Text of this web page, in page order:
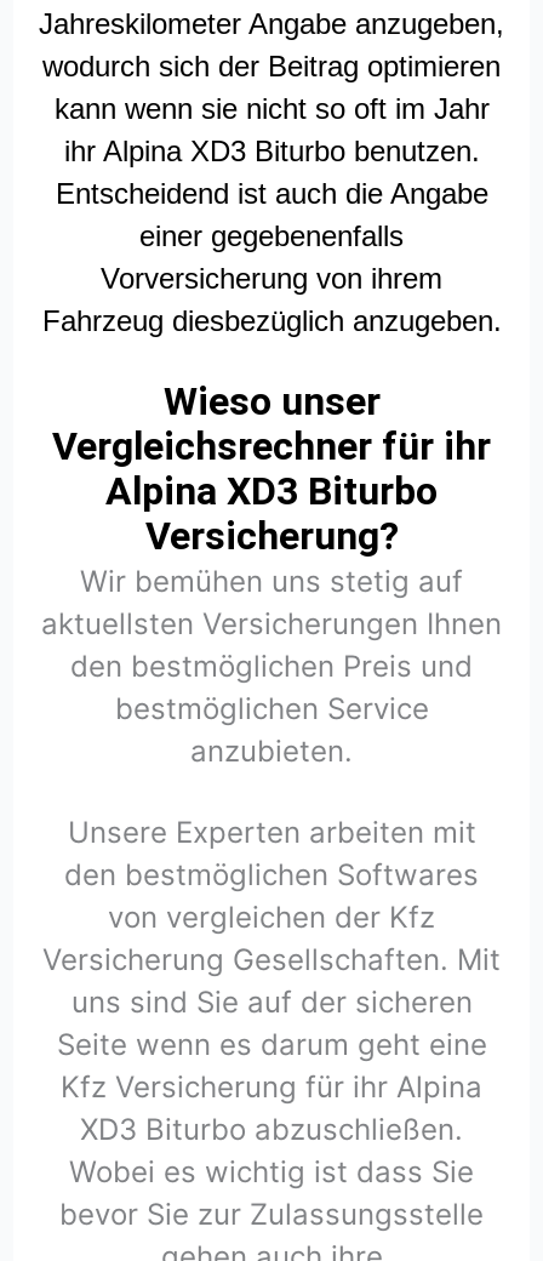
Jahreskilometer Angabe anzugeben,
wodurch sich der Beitrag optimieren
kann wenn sie nicht so oft im Jahr
ihr Alpina XD3 Biturbo benutzen.
Entscheidend ist auch die Angabe
einer gegebenenfalls
Vorversicherung von ihrem
Fahrzeug diesbezüglich anzugeben.
Wieso unser
Vergleichsrechner für ihr
Alpina XD3 Biturbo
Versicherung?
Wir bemühen uns stetig auf
aktuellsten Versicherungen Ihnen
den bestmöglichen Preis und
bestmöglichen Service
anzubieten.
Unsere Experten arbeiten mit
den bestmöglichen Softwares
von vergleichen der Kfz
Versicherung Gesellschaften. Mit
uns sind Sie auf der sicheren
Seite wenn es darum geht eine
Kfz Versicherung für ihr Alpina
XD3 Biturbo abzuschließen.
Wobei es wichtig ist dass Sie
bevor Sie zur Zulassungsstelle